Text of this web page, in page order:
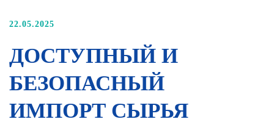
22.05.2025
ДОСТУПНЫЙ И
БЕЗОПАСНЫЙ
ИМПОРТ СЫРЬЯ